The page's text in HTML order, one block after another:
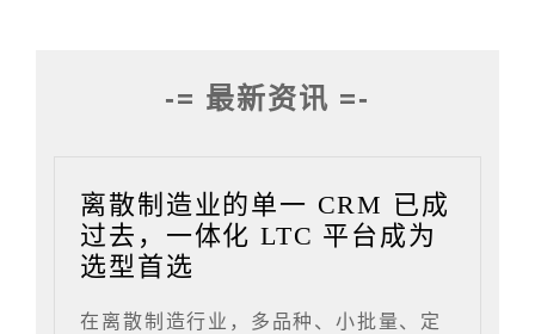
-= 最新资讯 =-
离散制造业的单一 CRM 已成
过去，一体化 LTC 平台成为
选型首选
在离散制造行业，多品种、小批量、定